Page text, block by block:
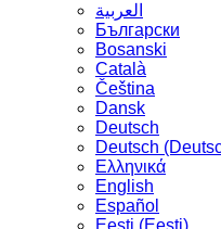
العربية
Български
Bosanski
Сatalà
Čeština
Dansk
Deutsch
Deutsch
Ελληνικά
English
Español
Eesti (Eesti)